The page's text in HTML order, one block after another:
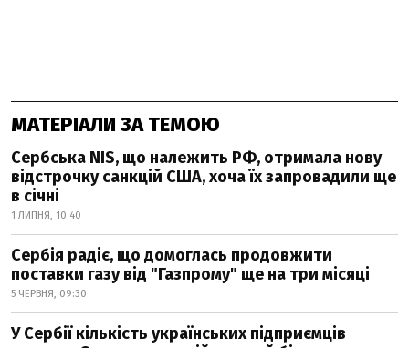
МАТЕРІАЛИ ЗА ТЕМОЮ
Сербська NIS, що належить РФ, отримала нову
відстрочку санкцій США, хоча їх запровадили ще
в січні
1 ЛИПНЯ, 10:40
Сербія радіє, що домоглась продовжити
поставки газу від "Газпрому" ще на три місяці
5 ЧЕРВНЯ, 09:30
У Сербії кількість українських підприємців